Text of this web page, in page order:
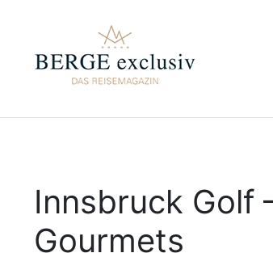
Innsbruck Golf
Gourmets